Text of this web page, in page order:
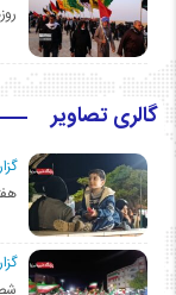
گالری تصاویر